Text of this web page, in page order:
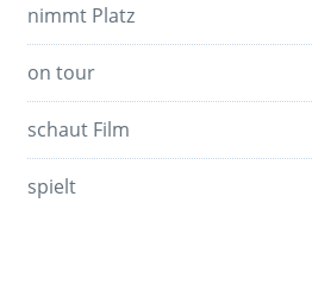
nimmt Platz
on tour
schaut Film
spielt